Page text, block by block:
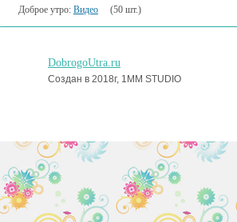
Доброе утро: Видео (50 шт.)
DobrogoUtra.ru
Создан в 2018г, 1MM STUDIO